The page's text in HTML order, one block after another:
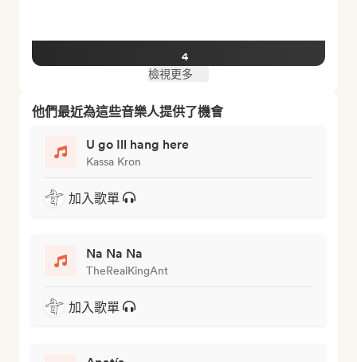
4
檢視更多
他們最近為這些音樂人提供了機會
U go Ill hang here
Kassa Kron
加入歌單
Na Na Na
TheRealKingAnt
加入歌單